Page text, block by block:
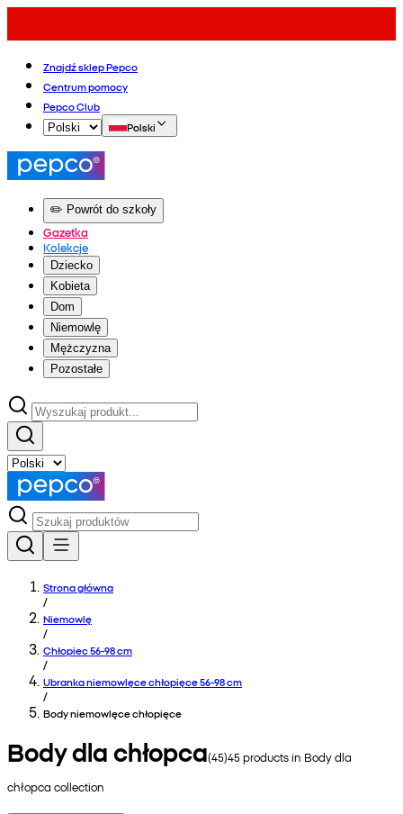
Znajdź sklep Pepco
Centrum pomocy
Pepco Club
Polski
✏️ Powrót do szkoły
Gazetka
Kolekcje
Dziecko
Kobieta
Dom
Niemowlę
Mężczyzna
Pozostałe
Strona główna
/
Niemowlę
/
Chłopiec 56-98 cm
/
Ubranka niemowlęce chłopięce 56-98 cm
/
Body niemowlęce chłopięce
Body dla chłopca(45)45products in Body dla
chłopca collection